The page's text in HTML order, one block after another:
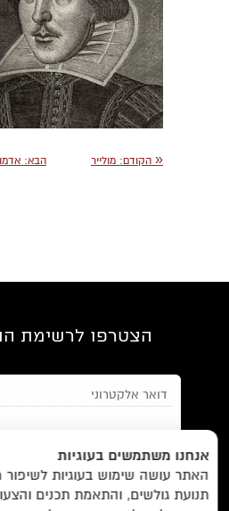
« הקודם: מולייר הבא:
הצטרפו לרשימת
מאשר/ת אתתנאי השימוש
EN/
Foreign Rights /
מבצעים /
ביקורות/ על
אנחנו משתמשים בעוגיות
האתר עושה שימוש בעוגיות לשיפור
תנועת גולשים, והתאמת תכנים